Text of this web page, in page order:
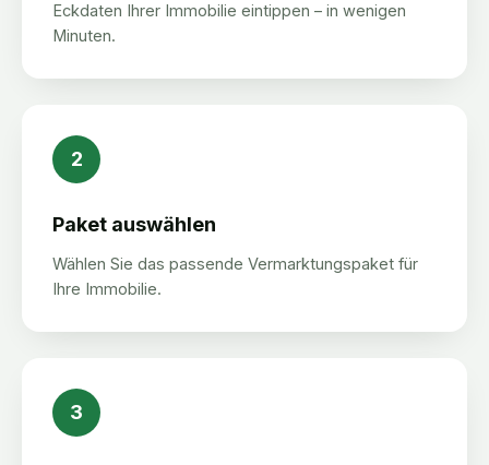
Eckdaten Ihrer Immobilie eintippen – in wenigen
Minuten.
2
Paket auswählen
Wählen Sie das passende Vermarktungspaket für
Ihre Immobilie.
3